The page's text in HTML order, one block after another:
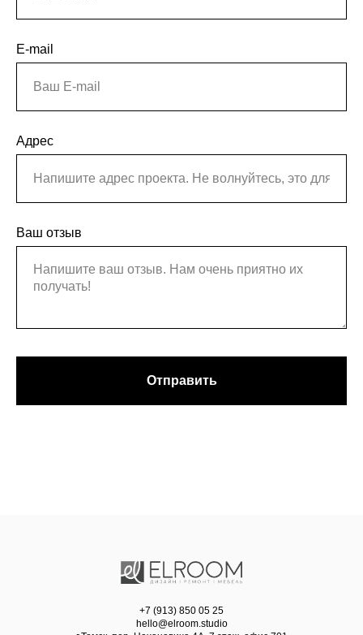
E-mail
Адрес
Ваш отзыв
Отправить
+7 (913) 850 05 25
hello@elroom.studio